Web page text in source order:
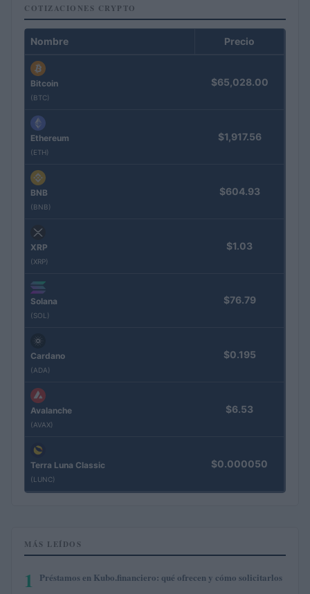
COTIZACIONES CRYPTO
Nombre Precio
Bitcoin
(BTC)
$65,028.00
Ethereum
(ETH)
$1,917.56
BNB
(BNB)
$604.93
XRP
(XRP)
$1.03
Solana
(SOL)
$76.79
Cardano
(ADA)
$0.195
Avalanche
(AVAX)
$6.53
Terra Luna Classic
(LUNC)
$0.000050
MÁS LEÍDOS
1 Préstamos en Kubo.financiero: qué ofrecen y cómo solicitarlos